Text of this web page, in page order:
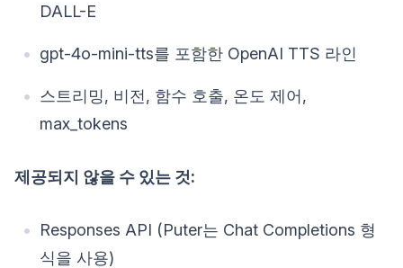
DALL-E
gpt-4o-mini-tts를 포함한 OpenAI TTS 라인
스트리밍, 비전, 함수 호출, 온도 제어,
max_tokens
제공되지 않을 수 있는 것:
Responses API (Puter는 Chat Completions 형
식을 사용)